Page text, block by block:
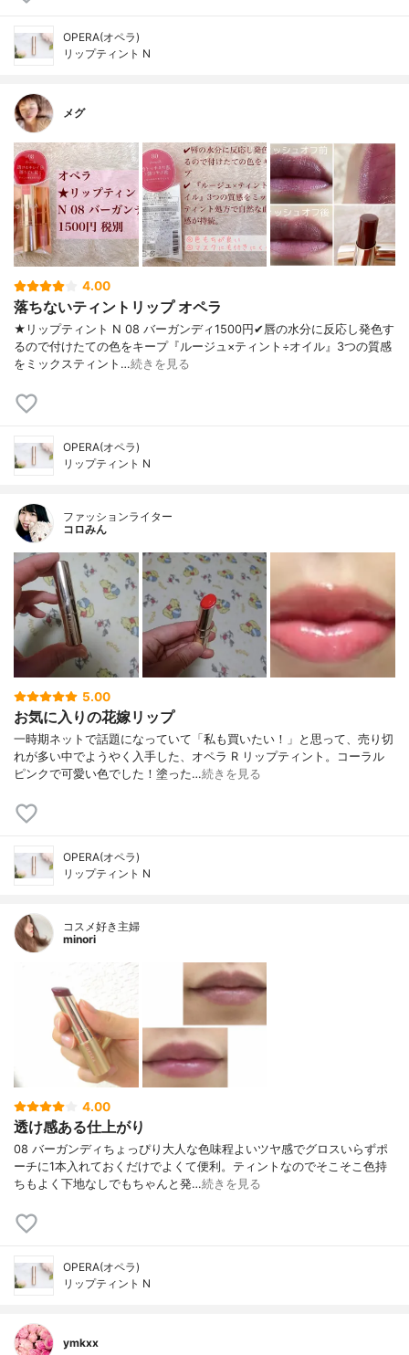
OPERA(オペラ)
リップティント N
メグ
4.00
落ちないティントリップ オペラ
★リップティント N 08 バーガンディ1500円✔︎唇の水分に反応し発色す
るので付けたての色をキープ『ルージュ×ティント÷オイル』3つの質感
をミックスティント…続きを見る
OPERA(オペラ)
リップティント N
ファッションライター
コロみん
5.00
お気に入りの花嫁リップ
一時期ネットで話題になっていて「私も買いたい！」と思って、売り切
れが多い中でようやく入手した、オペラ R リップティント。コーラル
ピンクで可愛い色でした！塗った…続きを見る
OPERA(オペラ)
リップティント N
コスメ好き主婦
minori
4.00
透け感ある仕上がり
08 バーガンディちょっぴり大人な色味程よいツヤ感でグロスいらずポ
ーチに1本入れておくだけでよくて便利。ティントなのでそこそこ色持
ちもよく下地なしでもちゃんと発…続きを見る
OPERA(オペラ)
リップティント N
ymkxx